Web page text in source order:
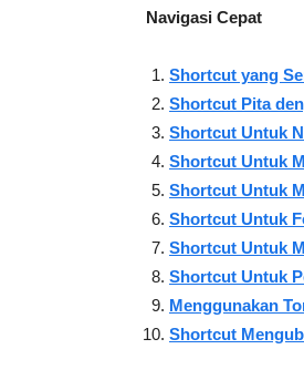
Navigasi Cepat
Shortcut yang
Shortcut Pita
Shortcut Untuk
Shortcut Untuk
Shortcut Untuk
Shortcut Untuk
Shortcut Untuk
Shortcut Untuk
Menggunakan
Shortcut